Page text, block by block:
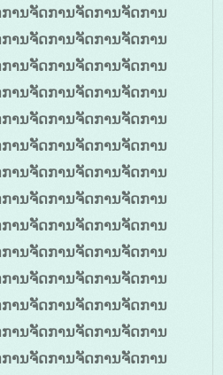
ານຈັດການຈັດການຈັດການ
ານຈັດການຈັດການຈັດການ
ານຈັດການຈັດການຈັດການ
ານຈັດການຈັດການຈັດການ
ານຈັດການຈັດການຈັດການ
ານຈັດການຈັດການຈັດການ
ານຈັດການຈັດການຈັດການ
ານຈັດການຈັດການຈັດການ
ານຈັດການຈັດການຈັດການ
ານຈັດການຈັດການຈັດການ
ານຈັດການຈັດການຈັດການ
ານຈັດການຈັດການຈັດການ
ານຈັດການຈັດການຈັດການ
ານຈັດການຈັດການຈັດການ